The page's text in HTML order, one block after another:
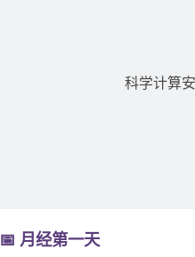
科学计算
📅 月经第一天